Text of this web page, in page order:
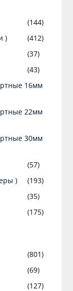
(144)
)
(412)
(37)
(43)
16мм
22мм
30мм
(57)
)
(193)
(35)
(175)
(801)
(69)
(127)